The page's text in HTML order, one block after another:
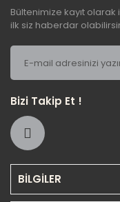
BİLGİLER
Bültenimize kayıt
ilk siz haberdar
Bizi Takip Et !